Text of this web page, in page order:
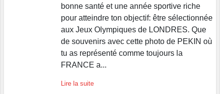
bonne santé et une année sportive riche
pour atteindre ton objectif: être sélectionnée
aux Jeux Olympiques de LONDRES. Que
de souvenirs avec cette photo de PEKIN où
tu as représenté comme toujours la
FRANCE a...
Lire la suite